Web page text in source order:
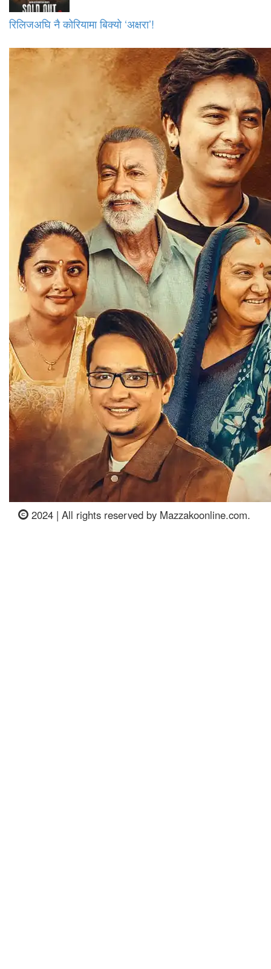
रिलिजअघि नै कोरियामा बिक्यो ‘अक्षरा’!
2024 | All rights reserved by Mazzakoonline.com.